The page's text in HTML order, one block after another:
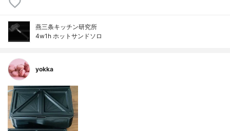
燕三条キッチン研究所
4w1h ホットサンドソロ
yokka